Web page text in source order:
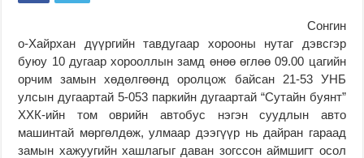
Сонгин
о-Хайрхан дүүргийн тавдугаар хорооны нутаг дэвсгэр
буюу 10 дугаар хорооллын замд өнөө өглөө 09.00 цагийн
орчим замын хөдөлгөөнд оролцож байсан 21-53 УНБ
улсын дугаартай 5-053 паркийн дугаартай “Сутайн буянт”
ХХК-ийн том оврийн автобус нэгэн суудлын авто
машинтай мөргөлдөж, улмаар дээгүүр нь дайран гараад
замын хажуугийн хашлагыг даван зогссон аймшигт осол